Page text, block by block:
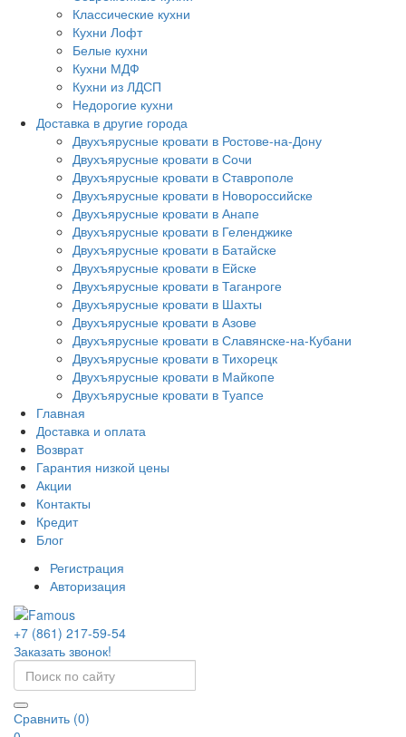
Классические кухни
Кухни Лофт
Белые кухни
Кухни МДФ
Кухни из ЛДСП
Недорогие кухни
Доставка в другие города
Двухъярусные кровати в Ростове-на-Дону
Двухъярусные кровати в Сочи
Двухъярусные кровати в Ставрополе
Двухъярусные кровати в Новороссийске
Двухъярусные кровати в Анапе
Двухъярусные кровати в Геленджике
Двухъярусные кровати в Батайске
Двухъярусные кровати в Ейске
Двухъярусные кровати в Таганроге
Двухъярусные кровати в Шахты
Двухъярусные кровати в Азове
Двухъярусные кровати в Славянске-на-Кубани
Двухъярусные кровати в Тихорецк
Двухъярусные кровати в Майкопе
Двухъярусные кровати в Туапсе
Главная
Доставка и оплата
Возврат
Гарантия низкой цены
Акции
Контакты
Кредит
Блог
Регистрация
Авторизация
+7 (861) 217-59-54
Заказать звонок!
Сравнить (0)